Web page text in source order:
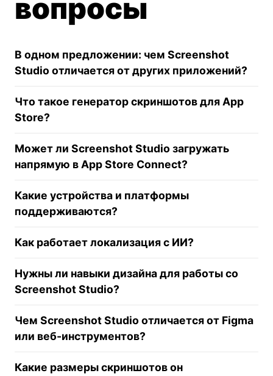
вопросы
В одном предложении: чем Screenshot
Studio отличается от других приложений?
Что такое генератор скриншотов для App
Store?
Может ли Screenshot Studio загружать
напрямую в App Store Connect?
Какие устройства и платформы
поддерживаются?
Как работает локализация с ИИ?
Нужны ли навыки дизайна для работы со
Screenshot Studio?
Чем Screenshot Studio отличается от Figma
или веб-инструментов?
Какие размеры скриншотов он